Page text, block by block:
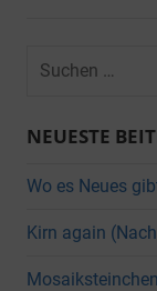
Suchen
NEUESTE
Wo es Neues
Kirn again